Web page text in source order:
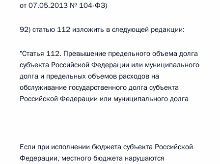
от 07.05.2013 № 104-ФЗ)
92) статью 112 изложить в следующей редакции:
"Статья 112. Превышение предельного объема долга
субъекта Российской Федерации или муниципального
долга и предельных объемов расходов на
обслуживание государственного долга субъекта
Российской Федерации или муниципального долга
Если при исполнении бюджета субъекта Российской
Федерации, местного бюджета нарушаются